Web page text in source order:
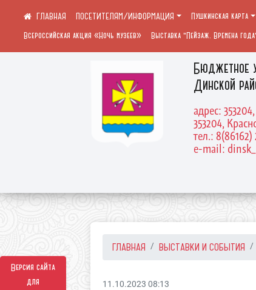
Версия сайта
для
Бюджетное
Динской
адрес:
353204,
тел.:
e-mail:
ПОСЕТИТЕЛЯМ/ИНФОРМАЦИЯ Пушкинская карта
Всероссийская акция «Ночь музеев»
Выставка "Пейзаж. Времена
ГЛАВНАЯ ВЫСТАВКИ И СОБЫТИЯ
11.10.2023 08:13